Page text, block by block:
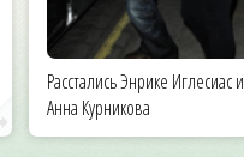
Расстались Энрике Иглесиас и
Анна Курникова